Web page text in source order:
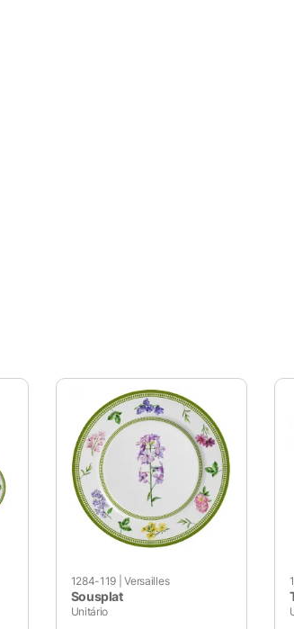
1284-119 |Versailles
Sousplat
Unitário
essenciais para o funcionamento das
ajudam a analisar e entender como você
o seu consentimento. Você também tem a
afetar sua experiência de navegação.
adequado do site. Esta categoria inclui
do site. Esses cookies não